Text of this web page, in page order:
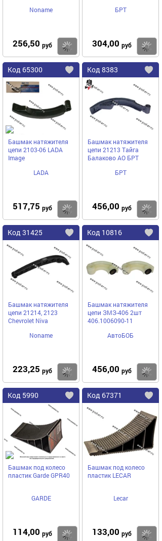
Noname
256,50 руб Купить
БРТ
304,00 руб
Код 65300
Добавить
избранное
Башмак натяжителя
цепи 2103-06 LADA
Image
LADA
517,75 руб Купить
Код 8383
Башмак натяжителя
цепи 21213 Тайга
Балаково АО БРТ
БРТ
456,00 руб
Код 31425
Добавить
избранное
Башмак натяжителя
цепи 21214, 2123
Chevrolet Niva
Noname
223,25 руб Купить
Код 10816
Башмак натяжителя
цепи ЗМЗ-406 2шт
406.1006090-11
АвтоБОБ
456,00 руб
Код 5990
Добавить
избранное
Башмак под колесо
пластик Garde GPR40
GARDE
114,00 руб Купить
Код 67371
Башмак под колесо
пластик LECAR
Lecar
133,00 руб